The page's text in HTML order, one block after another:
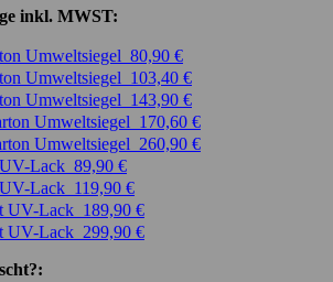
inkl. MWST:
Umweltsiegel 80,90 €
Umweltsiegel 103,40 €
Umweltsiegel 143,90 €
Umweltsiegel 170,60 €
Umweltsiegel 260,90 €
Lack 89,90 €
Lack 119,90 €
UV-Lack 189,90 €
UV-Lack 299,90 €